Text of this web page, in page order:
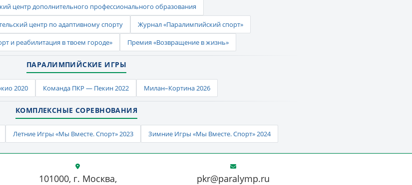
центр дополнительного профессионального образования
центр по адаптивному спорту
Журнал «Паралимпийский спорт»
и реабилитация в твоем городе»
Премия «Возвращение в жизнь»
ПАРАЛИМПИЙСКИЕ ИГРЫ
2020 Команда ПКР — Пекин 2022 Милан–Кортина 2026
КОМПЛЕКСНЫЕ СОРЕВНОВАНИЯ
Летние Игры «Мы Вместе. Спорт» 2023 Зимние Игры «Мы Вместе. Спорт» 2024
pkr@paralymp.ru
101000, г. Москва,